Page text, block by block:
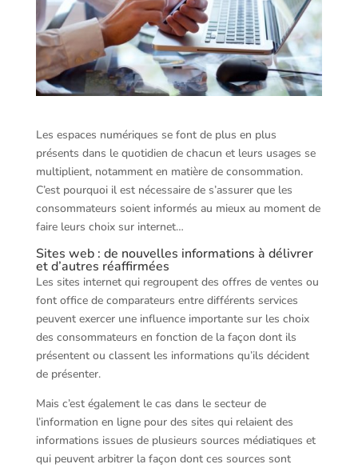
Les espaces numériques se font de plus en plus
présents dans le quotidien de chacun et leurs usages se
multiplient, notamment en matière de consommation.
C’est pourquoi il est nécessaire de s’assurer que les
consommateurs soient informés au mieux au moment de
faire leurs choix sur internet…
Sites web : de nouvelles informations à délivrer
et d’autres réaffirmées
Les sites internet qui regroupent des offres de ventes ou
font office de comparateurs entre différents services
peuvent exercer une influence importante sur les choix
des consommateurs en fonction de la façon dont ils
présentent ou classent les informations qu’ils décident
de présenter.
Mais c’est également le cas dans le secteur de
l’information en ligne pour des sites qui relaient des
informations issues de plusieurs sources médiatiques et
qui peuvent arbitrer la façon dont ces sources sont